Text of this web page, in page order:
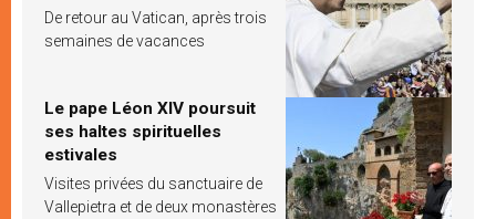
De retour au Vatican, après trois
semaines de vacances
Le pape Léon XIV poursuit
ses haltes spirituelles
estivales
Visites privées du sanctuaire de
Vallepietra et de deux monastères